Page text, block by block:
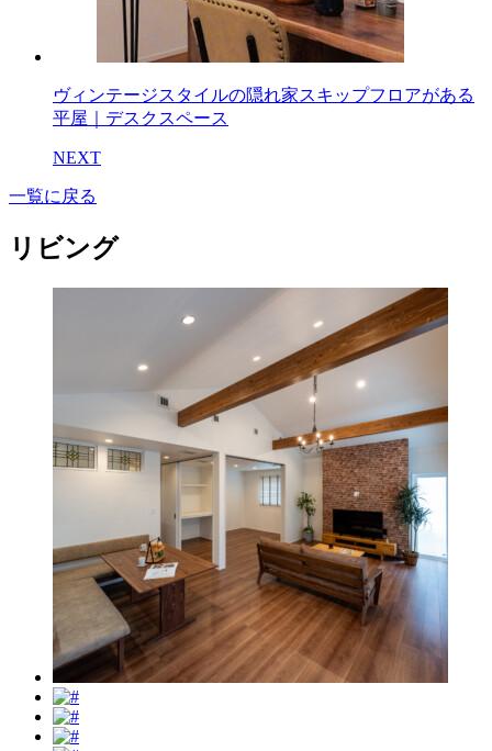
ヴィンテージスタイルの隠れ家スキップフロアがある
平屋｜デスクスペース
NEXT
一覧に戻る
リビング